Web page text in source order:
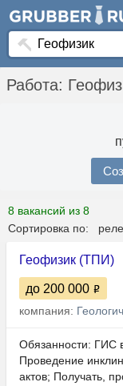
Работа:
8 вакансий из 8
Сортировка по:
Геофизик (ТПИ)
до 200 000
компания:
Обязанности: ГИС
Проведение
актов; Получать,